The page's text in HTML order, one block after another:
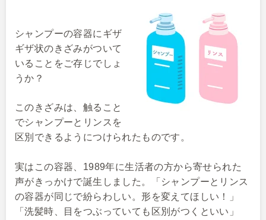
シャンプーの容器にギザ
ギザ状のきざみがついて
いることをご存じでしょ
うか？
このきざみは、触ること
でシャンプーとリンスを
区別できるようにつけられたものです。
実はこの容器、1989年に生活者の方から寄せられた
声がきっかけで誕生しました。「シャンプーとリンス
の容器が同じで紛らわしい。形を変えてほしい！」
「洗髪時、目をつぶっていても区別がつくといい」